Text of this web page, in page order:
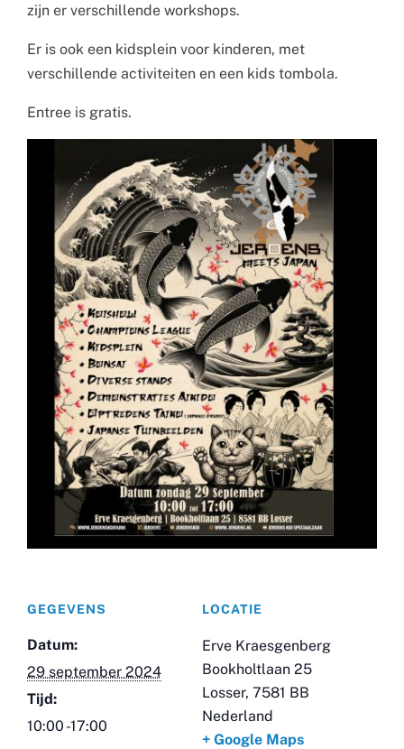
zijn er verschillende workshops.
Er is ook een kidsplein voor kinderen, met
verschillende activiteiten en een kids tombola.
Entree is gratis.
GEGEVENS
Datum:
29 september 2024
Tijd:
10:00 -17:00
LOCATIE
Erve Kraesgenberg
Bookholtlaan 25
Losser, 7581 BB
Nederland
+ Google Maps